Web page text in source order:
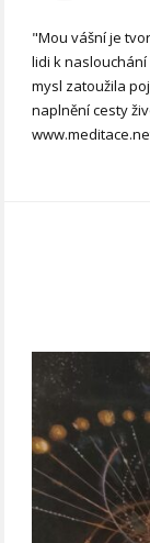
"Mou vášní je
lidi k
mysl zatoužila
naplnění cesty